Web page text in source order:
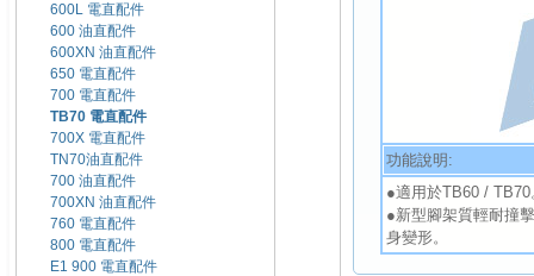
600L 電直配件
600 油直配件
600XN 油直配件
650 電直配件
700 電直配件
TB70 電直配件
700X 電直配件
TN70油直配件
700 油直配件
700XN 油直配件
760 電直配件
800 電直配件
E1 900 電直配件
功能說明:
●適用於TB60 / TB70
●新型腳架質輕耐撞
身變形。